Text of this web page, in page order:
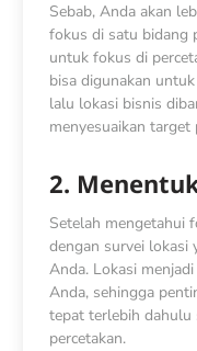
Sebab, Anda akan
fokus di satu bidang
untuk fokus di
bisa digunakan
lalu lokasi bisnis
menyesuaikan
2.
Setelah mengetahui
dengan survei lokasi
Anda. Lokasi
Anda, sehingga
tepat terlebih dahulu
percetakan.